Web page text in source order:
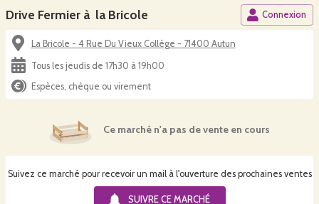
Drive Fermier à la Bricole Connexion
La Bricole - 4 Rue Du Vieux Collège - 71400 Autun
Tous les jeudis de 17h30 à 19h00
Espèces, chèque ou virement
Ce marché n'a pas de vente en cours
Suivez ce marché pour recevoir un mail à l'ouverture des prochaines ventes
SUIVRE CE MARCHÉ